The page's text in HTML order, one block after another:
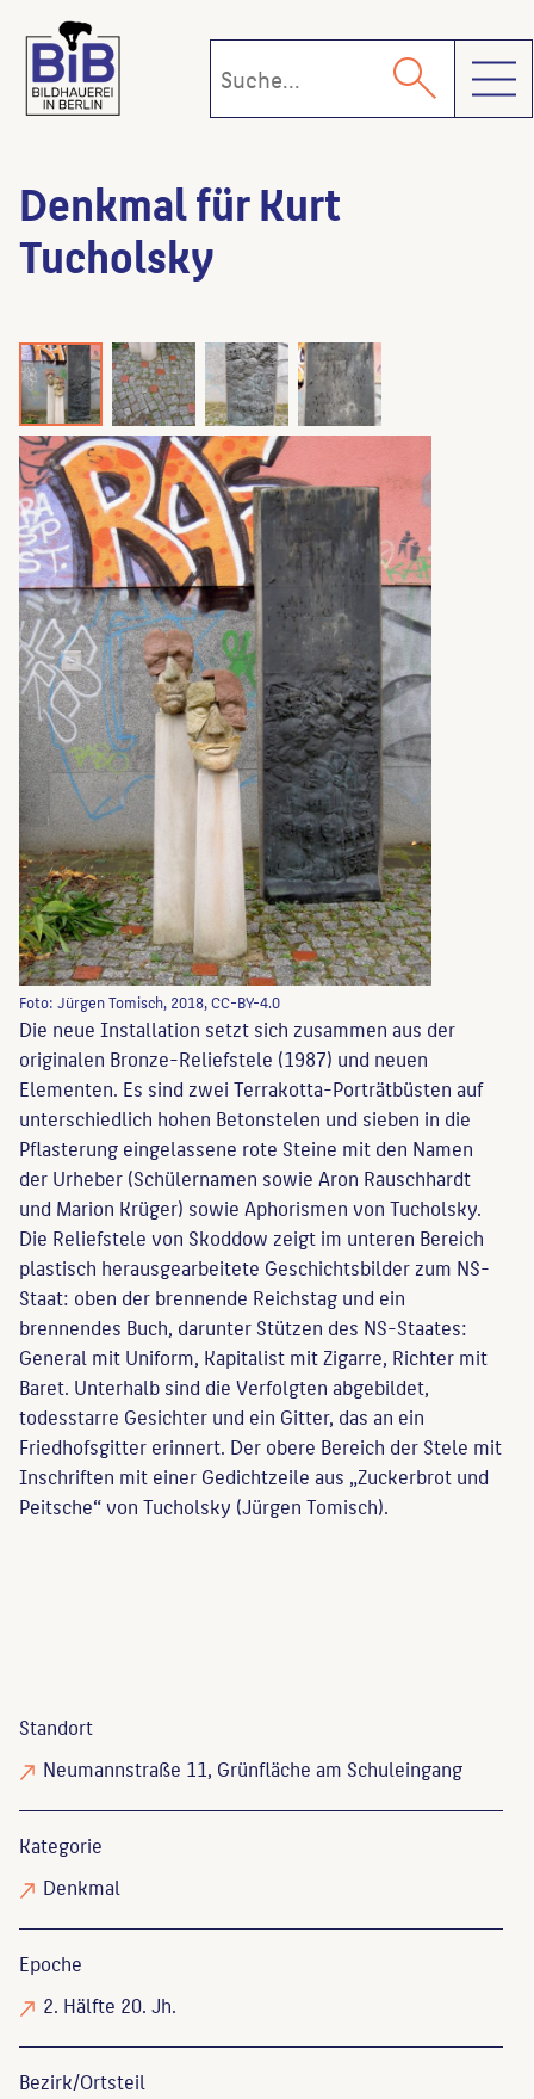
Denkmal für Kurt
Tucholsky
Foto: Jürgen Tomisch, 2018, CC-BY-4.0
Die neue Installation setzt sich zusammen aus der
originalen Bronze-Reliefstele (1987) und neuen
Elementen. Es sind zwei Terrakotta-Porträtbüsten auf
unterschiedlich hohen Betonstelen und sieben in die
Pflasterung eingelassene rote Steine mit den Namen
der Urheber (Schülernamen sowie Aron Rauschhardt
und Marion Krüger) sowie Aphorismen von Tucholsky.
Die Reliefstele von Skoddow zeigt im unteren Bereich
plastisch herausgearbeitete Geschichtsbilder zum NS-
Staat: oben der brennende Reichstag und ein
brennendes Buch, darunter Stützen des NS-Staates:
General mit Uniform, Kapitalist mit Zigarre, Richter mit
Baret. Unterhalb sind die Verfolgten abgebildet,
todesstarre Gesichter und ein Gitter, das an ein
Friedhofsgitter erinnert. Der obere Bereich der Stele mit
Inschriften mit einer Gedichtzeile aus „Zuckerbrot und
Peitsche“ von Tucholsky (Jürgen Tomisch).
Standort
Neumannstraße 11, Grünfläche am Schuleingang
Kategorie
Denkmal
Epoche
2. Hälfte 20. Jh.
Bezirk/Ortsteil